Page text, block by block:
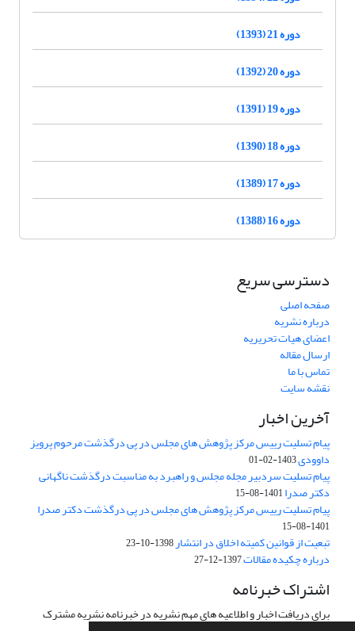
دوره 21 (1393)
دوره 20 (1392)
دوره 19 (1391)
دوره 18 (1390)
دوره 17 (1389)
دوره 16 (1388)
دسترسی سریع
صفحه اصلی
درباره نشریه
اعضای هیات تحریریه
ارسال مقاله
تماس با ما
نقشه سایت
آخرین اخبار
پیام تسلیت رییس مرکز پژوهش های مجلس در پی درگذشت مرحوم پرویز
داوودی1403-02-01
پیام تسلیت سردبیر مجله مجلس و راهبرد به مناسبت درگذشت ناگهانی
دکتر صدرا1401-08-15
پیام تسلیت رییس مرکز پژوهش های مجلس در پی درگذشت دکتر صدرا
1401-08-15
تبعیت از قوانین کمیته اخلاق در انتشار1398-10-23
درباره چکیده مقالات1397-12-27
اشتراک خبرنامه
برای دریافت اخبار و اطلاعیه های مهم نشریه در خبرنامه نشریه مشترک